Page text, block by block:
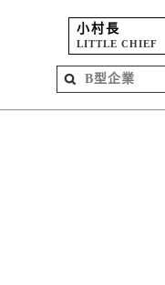
小村長
LITTLE CHIEF